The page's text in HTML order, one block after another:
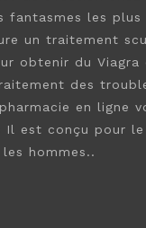
fantasmes les plus
un traitement
obtenir du Viagra
des
en ligne
Il est conçu pour le
hommes..